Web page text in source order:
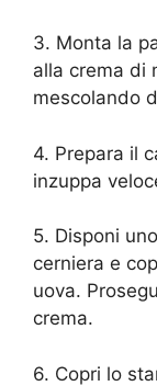
3. Monta la
alla crema di
mescolando
4. Prepara il
inzuppa
5. Disponi
cerniera e
uova.
crema.
6. Copri lo